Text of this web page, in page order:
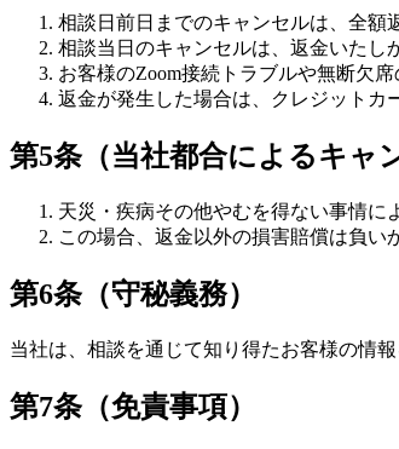
相談日前日までのキャンセルは、全額
相談当日のキャンセルは、返金いたし
お客様のZoom接続トラブルや無断欠
返金が発生した場合は、クレジットカ
第5条（当社都合によるキャ
天災・疾病その他やむを得ない事情に
この場合、返金以外の損害賠償は負い
第6条（守秘義務）
当社は、相談を通じて知り得たお客様の情
第7条（免責事項）